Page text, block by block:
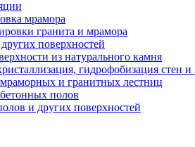
мрамора
гранита и мрамора
поверхностей
из натурального камня
гидрофобизация стен и
и гранитных лестниц
полов
и других поверхностей